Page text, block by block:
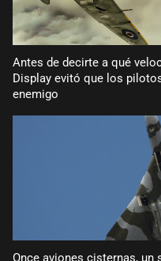
Antes de decirte a qué
Display evitó que los
enemigo
Once aviones cisternas, un